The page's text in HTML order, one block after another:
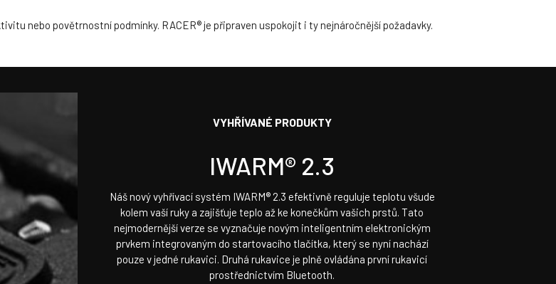
nebo povětrnostní podmínky. RACER® je připraven uspokojit i ty nejnáročnější požadavky.
VYHŘÍVANÉ PRODUKTY
IWARM® 2.3
Náš nový vyhřívací systém IWARM® 2.3 efektivně reguluje teplotu všude
kolem vaší ruky a zajišťuje teplo až ke konečkům vašich prstů. Tato
nejmodernější verze se vyznačuje novým inteligentním elektronickým
prvkem integrovaným do startovacího tlačítka, který se nyní nachází
pouze v jedné rukavici. Druhá rukavice je plně ovládána první rukavicí
prostřednictvím Bluetooth.